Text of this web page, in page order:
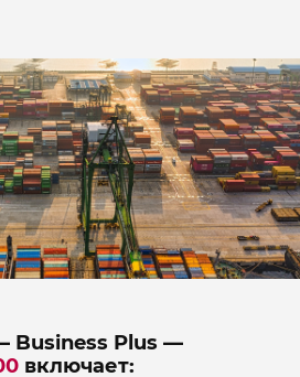
Business Plus —
включает: